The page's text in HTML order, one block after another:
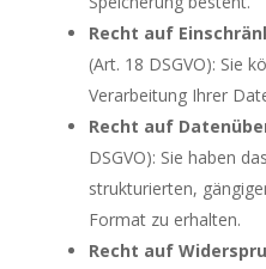
Recht auf
(Art. 18 DSGVO): Sie
Verarbeitung Ihrer
Recht auf
DSGVO): Sie haben
strukturierten,
Format zu erhalten.
Recht auf